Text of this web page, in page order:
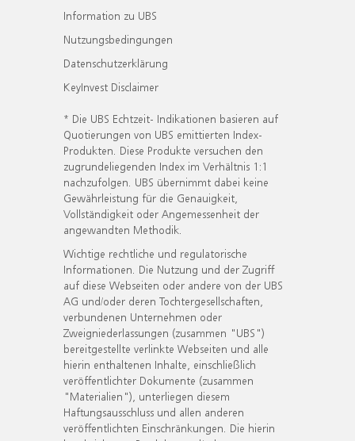
Information zu UBS
Nutzungsbedingungen
Datenschutzerklärung
KeyInvest Disclaimer
* Die UBS Echtzeit- Indikationen basieren auf
Quotierungen von UBS emittierten Index-
Produkten. Diese Produkte versuchen den
zugrundeliegenden Index im Verhältnis 1:1
nachzufolgen. UBS übernimmt dabei keine
Gewährleistung für die Genauigkeit,
Vollständigkeit oder Angemessenheit der
angewandten Methodik.
Wichtige rechtliche und regulatorische
Informationen. Die Nutzung und der Zugriff
auf diese Webseiten oder andere von der UBS
AG und/oder deren Tochtergesellschaften,
verbundenen Unternehmen oder
Zweigniederlassungen (zusammen "UBS")
bereitgestellte verlinkte Webseiten und alle
hierin enthaltenen Inhalte, einschließlich
veröffentlichter Dokumente (zusammen
"Materialien"), unterliegen diesem
Haftungsausschluss und allen anderen
veröffentlichten Einschränkungen. Die hierin